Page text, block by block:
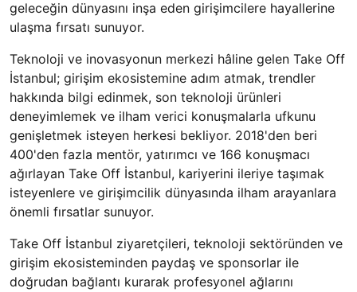
geleceğin dünyasını inşa eden girişimcilere hayallerine
ulaşma fırsatı sunuyor.
Teknoloji ve inovasyonun merkezi hâline gelen Take Off
İstanbul; girişim ekosistemine adım atmak, trendler
hakkında bilgi edinmek, son teknoloji ürünleri
deneyimlemek ve ilham verici konuşmalarla ufkunu
genişletmek isteyen herkesi bekliyor. 2018'den beri
400'den fazla mentör, yatırımcı ve 166 konuşmacı
ağırlayan Take Off İstanbul, kariyerini ileriye taşımak
isteyenlere ve girişimcilik dünyasında ilham arayanlara
önemli fırsatlar sunuyor.
Take Off İstanbul ziyaretçileri, teknoloji sektöründen ve
girişim ekosisteminden paydaş ve sponsorlar ile
doğrudan bağlantı kurarak profesyonel ağlarını